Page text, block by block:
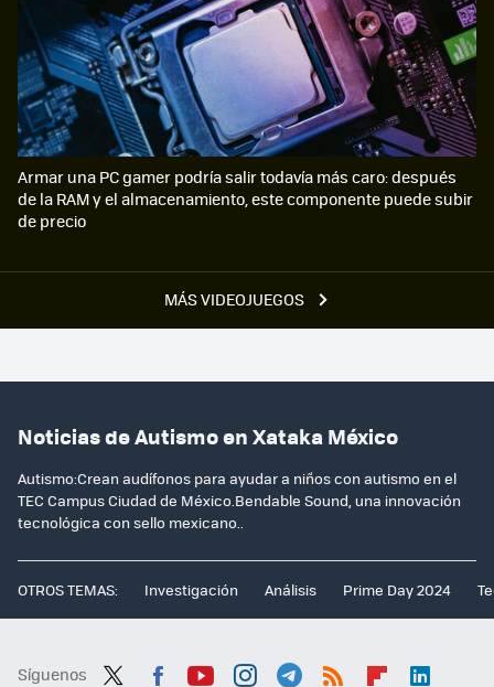
MÁS VIDEOJUEGOS
Armar una PC gamer podría salir todavía más caro: después
de la RAM y el almacenamiento, este componente puede subir
de precio
Noticias de Autismo en Xataka México
Autismo:Crean audífonos para ayudar a niños con autismo en el
TEC Campus Ciudad de México.Bendable Sound, una innovación
tecnológica con sello mexicano..
OTROS TEMAS: Investigación Análisis Prime Day 2024
Síguenos